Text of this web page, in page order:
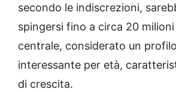
secondo le indiscrezioni,
spingersi fino a circa 20
centrale, considerato un
interessante per età,
di crescita.